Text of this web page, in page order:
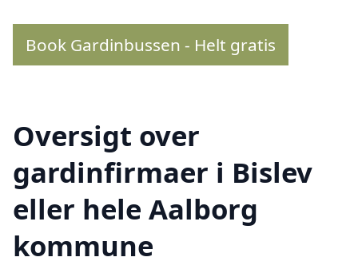
Book Gardinbussen - Helt gratis
Oversigt over
gardinfirmaer i Bislev
eller hele Aalborg
kommune